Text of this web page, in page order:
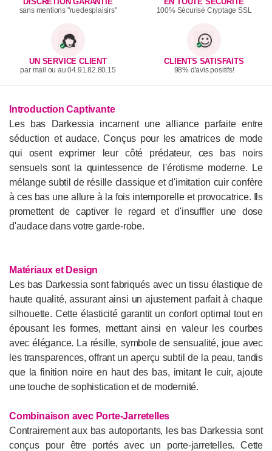
DISCRÉTION GARANTIE
sans mentions "ruedesplaisirs"
EN TOUTE SÉCURITÉ
100% Sécurisé Cryptage SSL
UN SERVICE CLIENT
par mail ou au 04.91.82.80.15
CLIENTS SATISFAITS
98% d'avis positifs!
Introduction Captivante
Les bas Darkessia incarnent une alliance parfaite entre
séduction et audace. Conçus pour les amatrices de mode
qui osent exprimer leur côté prédateur, ces bas noirs
sensuels sont la quintessence de l'érotisme moderne. Le
mélange subtil de résille classique et d'imitation cuir confère
à ces bas une allure à la fois intemporelle et provocatrice. Ils
promettent de captiver le regard et d'insuffler une dose
d'audace dans votre garde-robe.
Matériaux et Design
Les bas Darkessia sont fabriqués avec un tissu élastique de
haute qualité, assurant ainsi un ajustement parfait à chaque
silhouette. Cette élasticité garantit un confort optimal tout en
épousant les formes, mettant ainsi en valeur les courbes
avec élégance. La résille, symbole de sensualité, joue avec
les transparences, offrant un aperçu subtil de la peau, tandis
que la finition noire en haut des bas, imitant le cuir, ajoute
une touche de sophistication et de modernité.
Combinaison avec Porte-Jarretelles
Contrairement aux bas autoportants, les bas Darkessia sont
conçus pour être portés avec un porte-jarretelles. Cette